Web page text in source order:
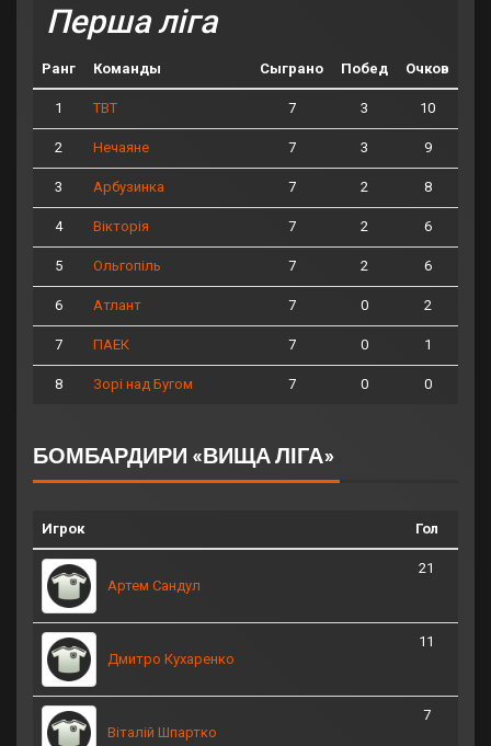
Перша ліга
Ранг Команды Сыграно Побед Очков
1 ТВТ 7 3 10
2 Нечаяне 7 3 9
3 Арбузинка 7 2 8
4 Вікторія 7 2 6
5 Ольгопіль 7 2 6
6 Атлант 7 0 2
7 ПАЕК 7 0 1
8 Зорі над Бугом 7 0 0
БОМБАРДИРИ «ВИЩА ЛІГА»
Игрок Гол
Артем Сандул
21
Дмитро Кухаренко
11
Віталій Шпартко
7